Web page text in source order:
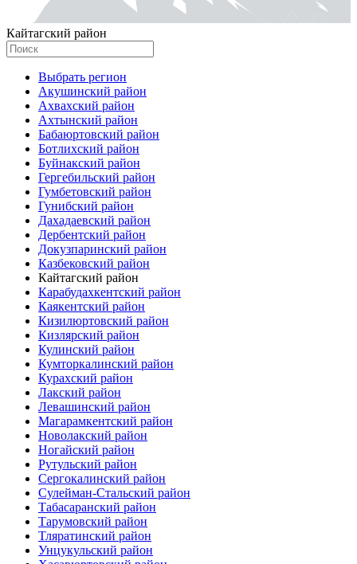
Кайтагский район
Выбрать регион
Акушинский район
Ахвахский район
Ахтынский район
Бабаюртовский район
Ботлихский район
Буйнакский район
Гергебильский район
Гумбетовский район
Гунибский район
Дахадаевский район
Дербентский район
Докузпаринский район
Казбековский район
Кайтагский район
Карабудахкентский район
Каякентский район
Кизилюртовский район
Кизлярский район
Кулинский район
Кумторкалинский район
Курахский район
Лакский район
Левашинский район
Магарамкентский район
Новолакский район
Ногайский район
Рутульский район
Сергокалинский район
Сулейман-Стальский район
Табасаранский район
Тарумовский район
Тляратинский район
Унцукульский район